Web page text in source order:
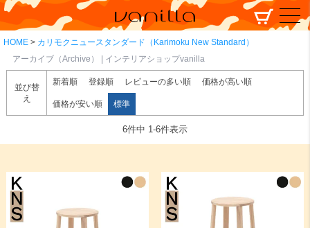
HOME
カリモクニュースタンダード（Karimoku New Standard）
アーカイブ（Archive） | インテリアショップvanilla
並び替
え
新着順 登録順 レビューの多い順 価格が高い順
価格が安い順 標準
6件中 1-6件表示